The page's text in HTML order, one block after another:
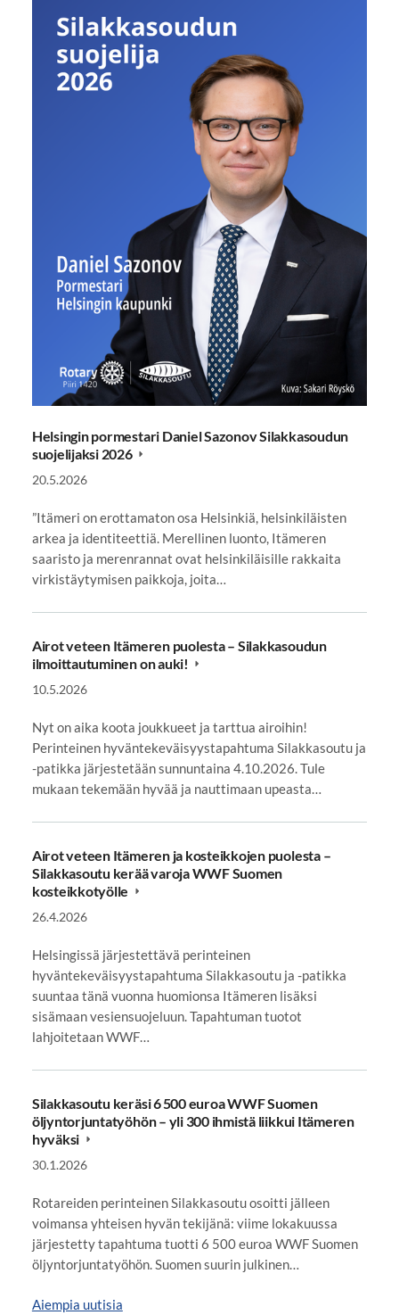
Helsingin pormestari Daniel Sazonov Silakkasoudun
suojelijaksi 2026
20.5.2026
”Itämeri on erottamaton osa Helsinkiä, helsinkiläisten
arkea ja identiteettiä. Merellinen luonto, Itämeren
saaristo ja merenrannat ovat helsinkiläisille rakkaita
virkistäytymisen paikkoja, joita…
Airot veteen Itämeren puolesta – Silakkasoudun
ilmoittautuminen on auki!
10.5.2026
Nyt on aika koota joukkueet ja tarttua airoihin!
Perinteinen hyväntekeväisyystapahtuma Silakkasoutu ja
-patikka järjestetään sunnuntaina 4.10.2026. Tule
mukaan tekemään hyvää ja nauttimaan upeasta…
Airot veteen Itämeren ja kosteikkojen puolesta –
Silakkasoutu kerää varoja WWF Suomen
kosteikkotyölle
26.4.2026
Helsingissä järjestettävä perinteinen
hyväntekeväisyystapahtuma Silakkasoutu ja -patikka
suuntaa tänä vuonna huomionsa Itämeren lisäksi
sisämaan vesiensuojeluun. Tapahtuman tuotot
lahjoitetaan WWF…
Silakkasoutu keräsi 6 500 euroa WWF Suomen
öljyntorjuntatyöhön – yli 300 ihmistä liikkui Itämeren
hyväksi
30.1.2026
Rotareiden perinteinen Silakkasoutu osoitti jälleen
voimansa yhteisen hyvän tekijänä: viime lokakuussa
järjestetty tapahtuma tuotti 6 500 euroa WWF Suomen
öljyntorjuntatyöhön. Suomen suurin julkinen…
Aiempia uutisia